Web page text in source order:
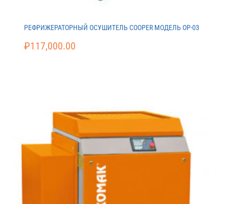
РЕФРИЖЕРАТОРНЫЙ ОСУШИТЕЛЬ COOPER МОДЕЛЬ ОР-03
₽117,000.00